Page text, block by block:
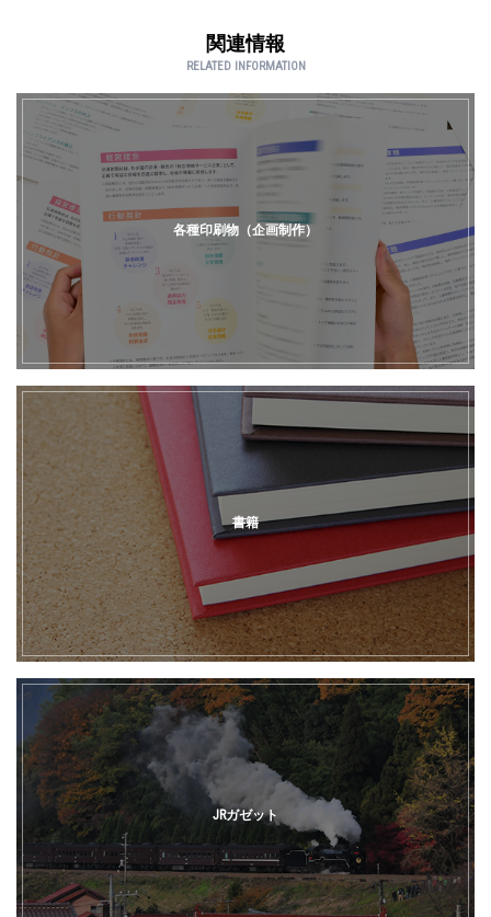
関連情報
RELATED INFORMATION
各種印刷物（企画制作）
書籍
JRガゼット